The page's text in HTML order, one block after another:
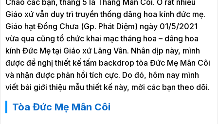
Chào các bạn, tháng 5 là Tháng Mân Côi. Ở rất nhiều
Giáo xứ vẫn duy trì truyền thống dâng hoa kính đức mẹ.
Giáo hạt Đồng Chưa (Gp. Phát Diệm) ngày 01/5/2021
vừa qua cũng tổ chức khai mạc tháng hoa – dâng hoa
kính Đức Mẹ tại Giáo xứ Lãng Vân. Nhân dịp này, mình
được đề nghị thiết kế tấm backdrop tòa Đức Mẹ Mân Côi
và nhận được phản hồi tích cực. Do đó, hôm nay mình
viết bài giới thiệu mẫu thiết kế này, mời các bạn theo dõi.
Tòa Đức Mẹ Mân Côi